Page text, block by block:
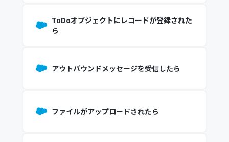
ToDoオブジェクトにレコードが登録された
ら
アウトバウンドメッセージを受信したら
ファイルがアップロードされたら